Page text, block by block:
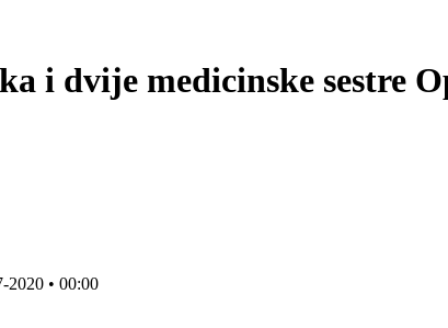
i dvije medicinske sestre
2020 • 00:00